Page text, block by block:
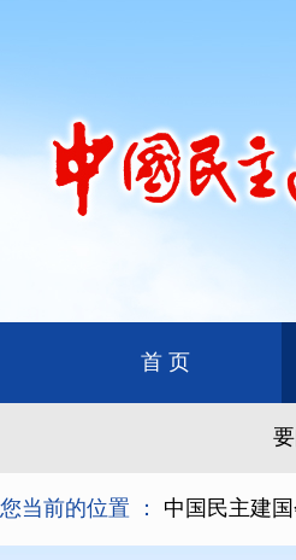
首 页
您当前的位置 ： 中国民主建